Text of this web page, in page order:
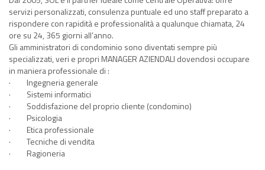
servizi personalizzati, consulenza puntuale ed uno staff preparato a
rispondere con rapidità e professionalità a qualunque chiamata, 24
ore su 24, 365 giorni all’anno.
Gli amministratori di condominio sono diventati sempre più
specializzati, veri e propri MANAGER AZIENDALI dovendosi occupare
in maniera professionale di :
· Ingegneria generale
· Sistemi informatici
· Soddisfazione del proprio cliente (condomino)
· Psicologia
· Etica professionale
· Tecniche di vendita
· Ragioneria